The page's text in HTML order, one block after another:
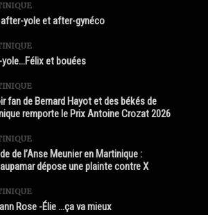
after-yole et after-gynéco
et bouées
fan de Bernard Hayot et des békés de
remporte le Prix Antoine Crozat 2026
de l’Anse Meunier en Martinique :
dépose une plainte contre X
Rose -Élie …ça va mieux